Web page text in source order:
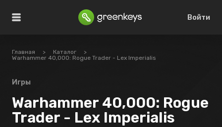
Войти
Главная > Каталог
>
Warhammer 40,000: Rogue Trader - Lex Imperialis
Игры
Warhammer 40,000: Rogue
Trader - Lex Imperialis